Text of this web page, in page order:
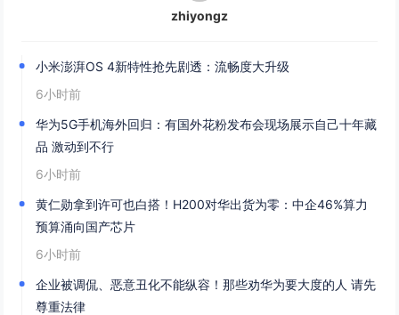
zhiyongz
小米澎湃OS 4新特性抢先剧透：流畅度大升级
6小时前
华为5G手机海外回归：有国外花粉发布会现场展示自己十年藏
品 激动到不行
6小时前
黄仁勋拿到许可也白搭！H200对华出货为零：中企46%算力
预算涌向国产芯片
6小时前
企业被调侃、恶意丑化不能纵容！那些劝华为要大度的人 请先
尊重法律